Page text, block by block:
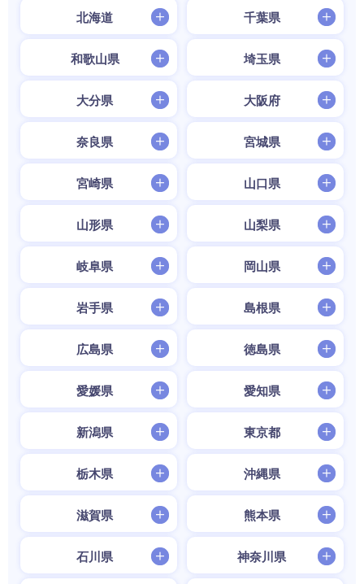
北海道 千葉県
和歌山県 埼玉県
大分県 大阪府
奈良県 宮城県
宮崎県 山口県
山形県 山梨県
岐阜県 岡山県
岩手県 島根県
広島県 徳島県
愛媛県 愛知県
新潟県 東京都
栃木県 沖縄県
滋賀県 熊本県
石川県 神奈川県